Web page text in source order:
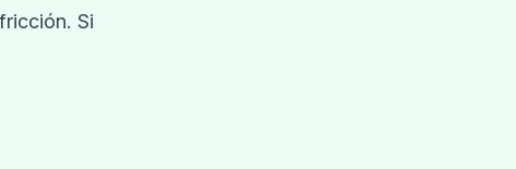
Si